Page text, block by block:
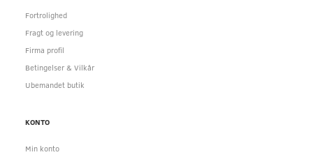
Fortrolighed
Fragt og levering
Firma profil
Betingelser & Vilkår
Ubemandet butik
KONTO
Min konto